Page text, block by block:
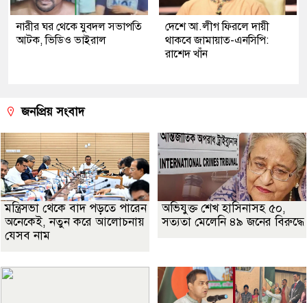
নারীর ঘর থেকে যুবদল সভাপতি
আটক, ভিডিও ভাইরাল
দেশে আ.লীগ ফিরলে দায়ী
থাকবে জামায়াত-এনসিপি:
রাশেদ খাঁন
জনপ্রিয় সংবাদ
মন্ত্রিসভা থেকে বাদ পড়তে পারেন
অনেকেই, নতুন করে আলোচনায়
যেসব নাম
অভিযুক্ত শেখ হাসিনাসহ ৫০,
সত্যতা মেলেনি ৪৯ জনের বিরুদ্ধে